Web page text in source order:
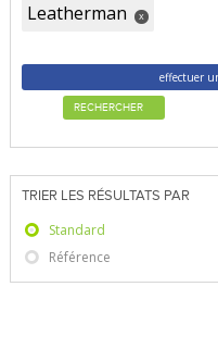
Leatherman x
effectuer
RECHERCHER
TRIER LES RÉSULTATS PAR
Standard
Référence